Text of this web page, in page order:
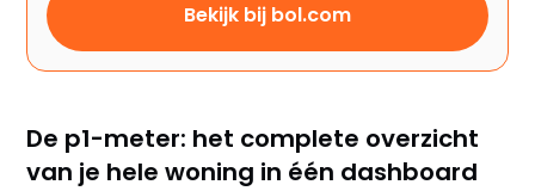
Bekijk bij bol.com
De p1-meter: het complete overzicht
van je hele woning in één dashboard